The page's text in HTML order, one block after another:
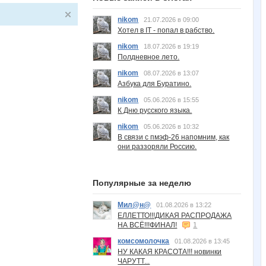
nikom 21.07.2026 в 09:00
Хотел в IT - попал в рабство.
nikom
18.07.2026 в 19:19
Полдневное лето.
nikom
08.07.2026 в 13:07
Азбука для Буратино.
nikom
05.06.2026 в 15:55
К Дню русского языка.
nikom
05.06.2026 в 10:32
В связи с пмэф-26 напомним, как
они раззоряли Россию.
Популярные за неделю
Мил@н@ 01.08.2026 в 13:22
ЕЛЛЕТТО!!!ДИКАЯ РАСПРОДАЖА
НА ВСЁ!!!ФИНАЛ!
1
комсомолочка
01.08.2026 в 13:45
НУ КАКАЯ КРАСОТА!!! новинки
ЧАРУТТ...